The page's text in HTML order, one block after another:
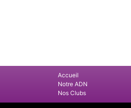
Accueil
Notre ADN
Nos Clubs